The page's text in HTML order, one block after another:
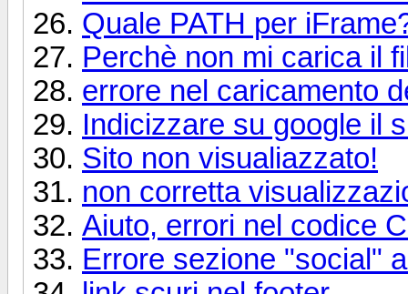
Quale PATH per
Perchè non mi carica il
errore nel caricamento
Indicizzare su google il
Sito non visualiazzato!
non corretta
Aiuto, errori nel codice
Errore sezione "social"